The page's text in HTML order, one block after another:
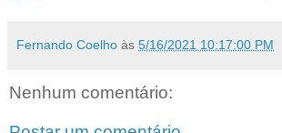
Fernando Coelho às 5/16/2021 10:17:00 PM
Nenhum comentário: